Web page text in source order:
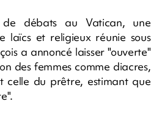
débats au Vatican, une
laïcs et religieux réunie sous
a annoncé laisser "ouverte"
des femmes comme diacres,
celle du prêtre, estimant que